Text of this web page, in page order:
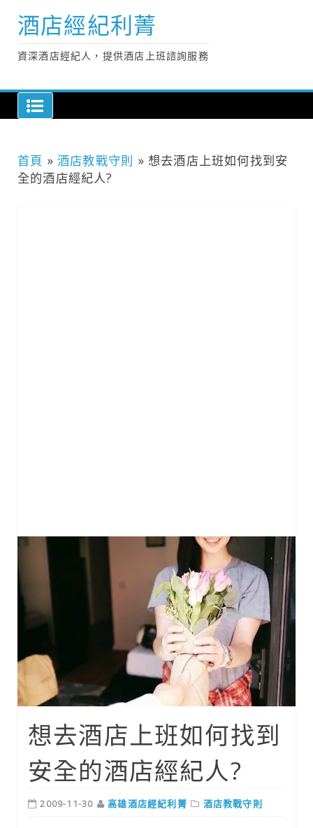
content
酒店經紀利菁
資深酒店經紀人，提供酒店上班諮詢服務
首頁 »酒店教戰守則 » 想去酒店上班如何找到安
全的酒店經紀人?
想去酒店上班如何找到
安全的酒店經紀人?
2009-11-30 高雄酒店經紀利菁 酒店教戰守則